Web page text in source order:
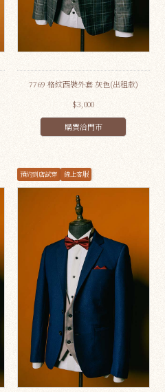
7769 格紋西裝外套 灰色(出租款)
$3,000
購買洽門市
預約到店試穿 線上客服